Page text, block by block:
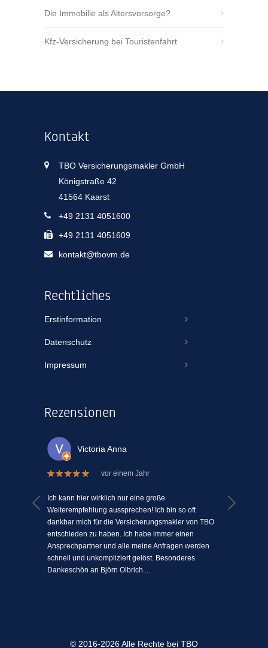
Die Immobilie als Altersvorsorge?
Kfz-Versicherung bei Touristenfahrt
Kontakt
TBO Versicherungsmakler GmbH
Königstraße 42
41564 Kaarst
+49 2131 4051600
+49 2131 4051609
kontakt@tbovm.de
Rechtliches
Erstinformation
Datenschutz
Impressum
Rezensionen
Victoria Anna
vor einem Jahr
Ich kann hier wirklich nur eine große
Weiterempfehlung aussprechen! Ich bin so oft
dankbar mich für die Versicherungsmakler von TBO
entschieden zu haben. Ich habe immer einen
Ansprechpartner und alle meine Anfragen werden
schnell und unkompliziert gelöst. Besonderes
Dankeschön an Björn Olbrich....
© 2016-2026 Alle Rechte bei TBO